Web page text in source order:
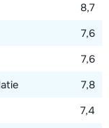
8,7
7,6
7,6
7,8
7,4